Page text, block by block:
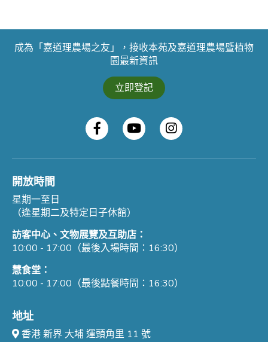
成為「嘉道理農場之友」，接收本苑及嘉道理農場暨植物
園最新資訊
立即登記
開放時間
星期一至日
（逢星期二及特定日子休館）
訪客中心、文物展覽及互助店：
10:00 - 17:00（最後入場時間：16:30）
慧食堂：
10:00 - 17:00（最後點餐時間：16:30）
地址
香港 新界 大埔 運頭角里 11 號